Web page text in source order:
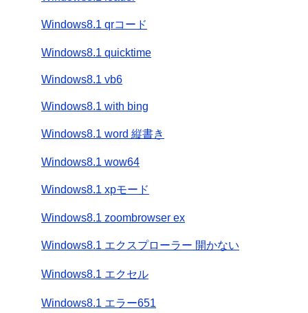
Windows8.1 qrコード
Windows8.1 quicktime
Windows8.1 vb6
Windows8.1 with bing
Windows8.1 word 縦書き
Windows8.1 wow64
Windows8.1 xpモード
Windows8.1 zoombrowser ex
Windows8.1 エクスプローラー 開かない
Windows8.1 エクセル
Windows8.1 エラー651